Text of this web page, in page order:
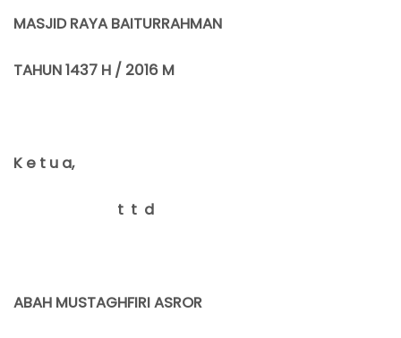
MASJID RAYA BAITURRAHMAN
TAHUN 1437 H / 2016 M
K e t u a,
t t d
ABAH MUSTAGHFIRI ASROR